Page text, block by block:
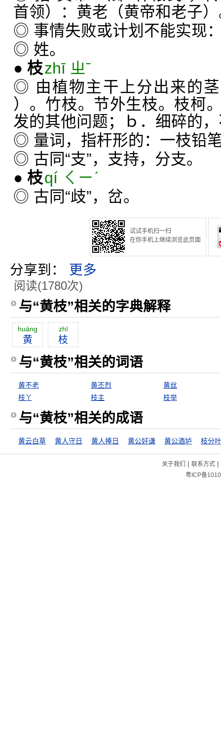
首领）：黄老（黄帝和老子
◎ 事情失败或计划不能实现
◎ 姓。
● 枝zhī ㄓˉ
◎ 由植物主干上分出来的
）。竹枝。节外生枝。枝柯
发的其他问题；ｂ．细碎的
◎ 量词，指杆形的：一枝铅
◎ 古同“支”，支持，分支。
● 枝qí ㄑㄧˊ
◎ 古同“歧”，岔。
试试手机扫一扫
在你手机上继续浏览此页面
分享到： 更多
阅读(1780次)
与“黄枝”相关的字典解释
huáng
黄
zhī
枝
与“黄枝”相关的词语
黄不老 黄丕烈
黄丝
枝丫
枝主 枝举
与“黄枝”相关的成语
黄云白草 黄人守日 黄人捧日 黄公好谦 黄公酒垆 枝分
关于我们 | 联系方式|
粤ICP备